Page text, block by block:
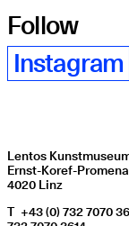
Follow
Instagram
Lentos
Ernst-Koref-
4020 Linz
T +43 (0) 732 7070